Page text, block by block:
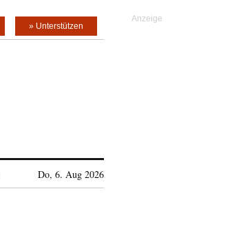
» Unterstützen
Do, 6. Aug 2026